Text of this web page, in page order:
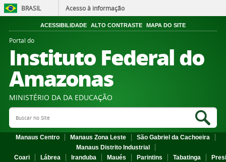
BRASIL Acesso à informação
ACESSIBILIDADE ALTO CONTRASTE MAPA DO SITE
Portal do
Instituto Federal do
Amazonas
MINISTÉRIO DA DA EDUCAÇÃO
Search Site
Manaus Centro Manaus Zona Leste
São Gabriel da Cachoeira
Manaus Distrito Industrial
Coari
Lábrea Iranduba Maués Parintins Tabatinga